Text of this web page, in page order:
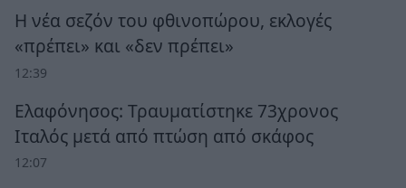
Η νέα σεζόν του φθινοπώρου, εκλογές
«πρέπει» και «δεν πρέπει»
12:39
Ελαφόνησος: Τραυματίστηκε 73χρονος
Ιταλός μετά από πτώση από σκάφος
12:07